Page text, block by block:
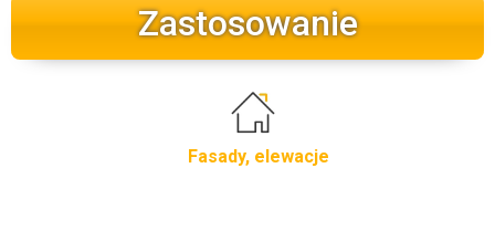
Zastosowanie
Fasady, elewacje